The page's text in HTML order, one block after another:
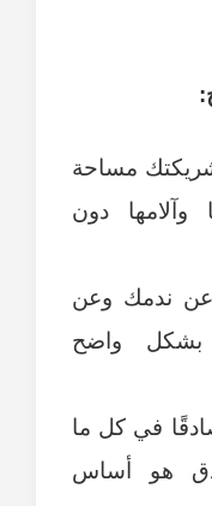
مساحة
وآلامها دون
ندمك وعن
بشكل واضح
في كل ما
هو أساس